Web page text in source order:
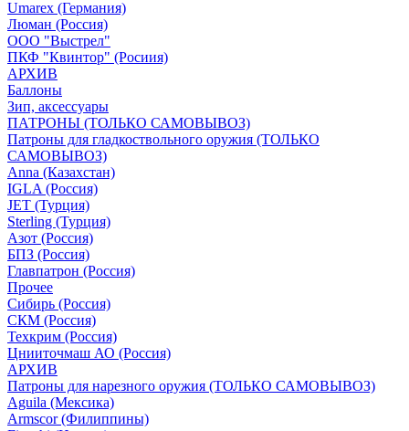
Umarex (Германия)
Люман (Россия)
ООО "Выстрел"
ПКФ "Квинтор" (Росиия)
АРХИВ
Баллоны
Зип, аксессуары
ПАТРОНЫ (ТОЛЬКО САМОВЫВОЗ)
Патроны для гладкоствольного оружия (ТОЛЬКО
САМОВЫВОЗ)
Anna (Казахстан)
IGLA (Россия)
JET (Турция)
Sterling (Турция)
Азот (Россия)
БПЗ (Россия)
Главпатрон (Россия)
Прочее
Сибирь (Россия)
СКМ (Россия)
Техкрим (Россия)
Цнииточмаш АО (Россия)
АРХИВ
Патроны для нарезного оружия (ТОЛЬКО САМОВЫВОЗ)
Aguila (Мексика)
Armscor (Филиппины)